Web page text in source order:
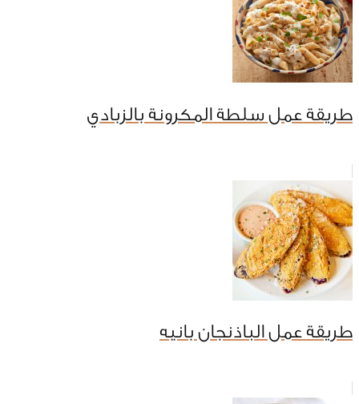
طريقة عمل سلطة المكرونة بالزبادي
طريقة عمل الباذنجان بانيه